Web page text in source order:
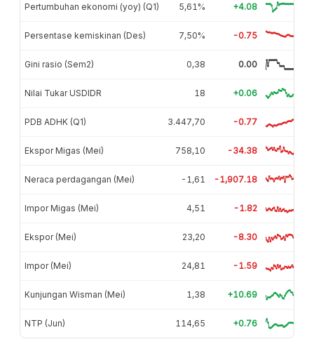
Pertumbuhan ekonomi (yoy) (Q1) 5,61% +4.08
Persentase kemiskinan (Des) 7,50% -0.75
Gini rasio (Sem2) 0,38 0.00
Nilai Tukar USDIDR 18 +0.06
PDB ADHK (Q1) 3.447,70 -0.77
Ekspor Migas (Mei) 758,10 -34.38
Neraca perdagangan (Mei) -1,61 -1,907.18
Impor Migas (Mei) 4,51 -1.82
Ekspor (Mei) 23,20 -8.30
Impor (Mei) 24,81 -1.59
Kunjungan Wisman (Mei) 1,38 +10.69
NTP (Jun) 114,65 +0.76